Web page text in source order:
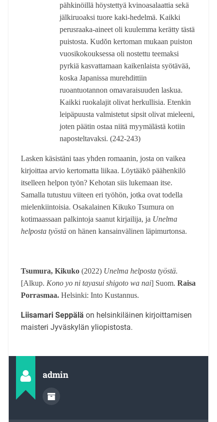
pähkinöillä höystettyä kvinoasalaattia sekä
jälkiruoaksi tuore kaki-hedelmä. Kaikki
perusraaka-aineet oli kuulemma kerätty tästä
puistosta. Kudŏn kertoman mukaan puiston
vuosikokouksessa oli nostettu teemaksi
pyrkiä kasvattamaan kaikenlaista syötävää,
koska Japanissa murehdittiin
ruoantuotannon omavaraisuuden laskua.
Kaikki ruokalajit olivat herkullisia. Etenkin
leipäpuusta valmistetut sipsit olivat mieleeni,
joten päätin ostaa niitä myymälästä kotiin
naposteltavaksi. (242-243)
Lasken käsistäni taas yhden romaanin, josta on vaikea
kirjoittaa arvio kertomatta liikaa. Löytääkö päähenkilö
itselleen helpon työn? Kehotan siis lukemaan itse.
Samalla tutustuu viiteen eri työhön, jotka ovat todella
mielenkiintoisia. Osakalainen Kikuko Tsumura on
kotimaassaan palkintoja saanut kirjailija, ja Unelma
helposta työstäon hänen kansainvälinen läpimurtonsa.
Tsumura, Kikuko(2022) Unelma helposta työstä.
[Alkup. Kono yo ni tayasui shigoto wa nai] Suom. Raisa
Porrasmaa.Helsinki: Into Kustannus.
Liisamari Seppälä on helsinkiläinen kirjoittamisen
maisteri Jyväskylän yliopistosta.
admin